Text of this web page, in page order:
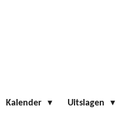
Kalender Uitslagen